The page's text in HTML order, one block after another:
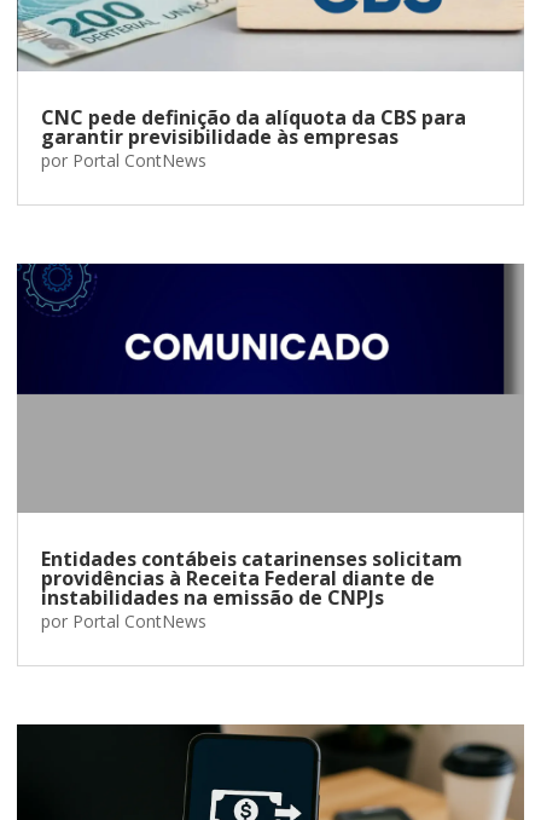
CNC pede definição da alíquota da CBS para
garantir previsibilidade às empresas
por Portal ContNews
Entidades contábeis catarinenses solicitam
providências à Receita Federal diante de
instabilidades na emissão de CNPJs
por Portal ContNews